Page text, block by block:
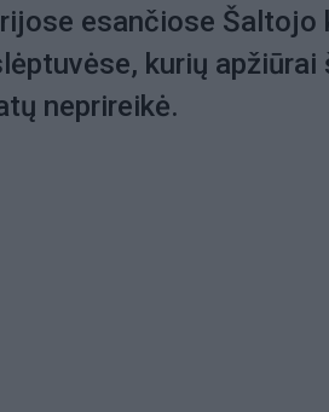
esančiose Šaltojo
kurių
neprireikė.